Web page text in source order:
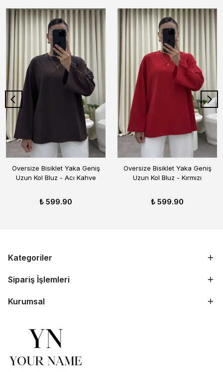
Oversize Bisiklet Yaka Geniş
Uzun Kol Bluz - Acı Kahve
₺ 599.90
Oversize Bisiklet Yaka Geniş
Uzun Kol Bluz - Kırmızı
₺ 599.90
Kategoriler
Sipariş İşlemleri
Kurumsal